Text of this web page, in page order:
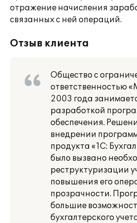
отражение начисления
связанных с ней операций.
Отзыв клиента
Общество с
ответственностью
2003 года
разработкой
обеспечения.
внедрении
продукта «1С:
было вызвано
реструктуризации
повышения его
прозрачности.
большие
бухгалтерского